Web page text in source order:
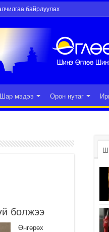
байрлуулах
Шар мэдээ Орон нутаг
болжээ
Өнгөрөх